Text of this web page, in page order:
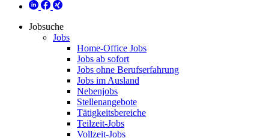
Jobsuche
Jobs
Home-Office Jobs
Jobs ab sofort
Jobs ohne Berufserfahrung
Jobs im Ausland
Nebenjobs
Stellenangebote
Tätigkeitsbereiche
Teilzeit-Jobs
Vollzeit-Jobs